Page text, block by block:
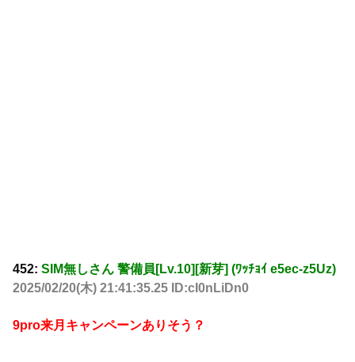
452: SIM無しさん 警備員[Lv.10][新芽] (ﾜｯﾁｮｲ e5ec-z5Uz)
2025/02/20(木) 21:41:35.25 ID:cI0nLiDn0
9pro来月キャンペーンありそう？